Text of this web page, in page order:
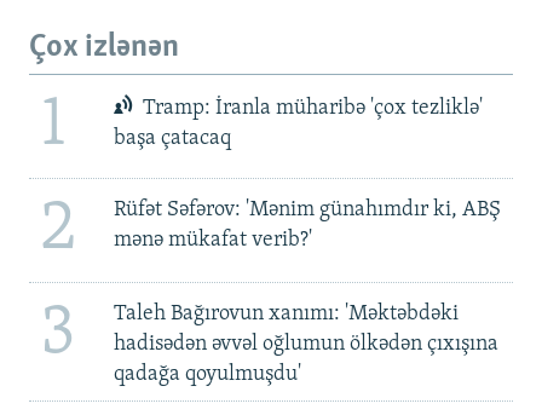
Çox izlənən
1
Tramp: İranla müharibə 'çox tezliklə'
başa çatacaq
2
Rüfət Səfərov: 'Mənim günahımdır ki, ABŞ
mənə mükafat verib?'
3
Taleh Bağırovun xanımı: 'Məktəbdəki
hadisədən əvvəl oğlumun ölkədən çıxışına
qadağa qoyulmuşdu'